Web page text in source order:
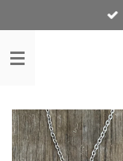
pääsisältöön